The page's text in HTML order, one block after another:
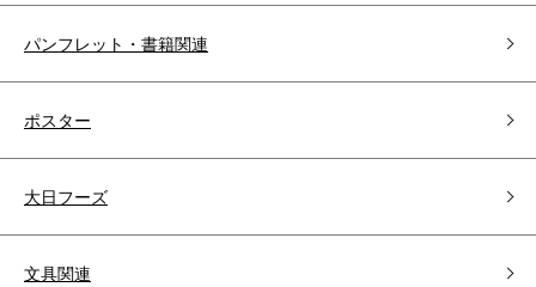
パンフレット・書籍関連
ポスター
大日フーズ
文具関連